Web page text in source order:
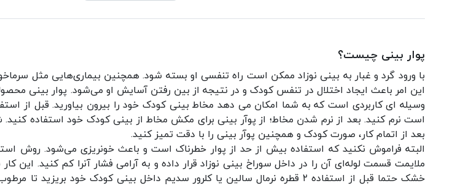
پوار بینی چیست؟
با ورود گرد و غبار به بینی نوزاد ممکن است راه تنفسی او بسته شود. همچنین بیماری‌هایی مثل
این امر باعث ایجاد اختلال در تنفس کودک و در نتیجه از بین رفتن آسایش او می‌شود. پوار بینی
وسیله ای کاربردی است که به شما امکان می دهد مخاط بینی کودک خود را بیرون بیاورید. قبل از
است نرم کنید. بعد از نرم شدن مخاط؛ از پوآر بینی برای مکش مخاط از بینی کودک خود استفاده کنید.
بعد از اتمام کار، صورت کودک و همچنین پوآر بینی را با دقت تمیز کنید.
البته فراموش نکنید که استفاده بیش از حد از پوار خطرناک است و باعث خونریزی می‌شود. روش
ملایمت قسمت لوله‌ای آن را در داخل سوراخ بینی نوزاد قرار داده و به آرامی فشار آنرا کم کنید.
خشک حتما قبل از استفاده ۲ قطره نرمال سالین یا کلرور سدیم داخل بینی کودک